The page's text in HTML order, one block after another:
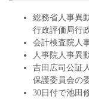
総務省人事異
行政評価局行
会計検査院人
人事院人事異
吉田広司公証
保護委員会の
30日付で池田